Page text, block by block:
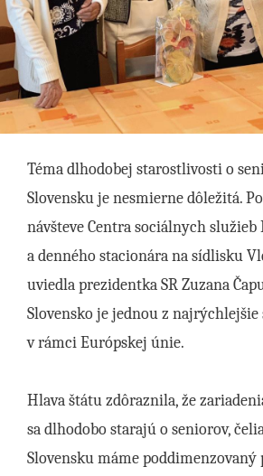
Téma dlhodobej starostlivosti o
Slovensku je nesmierne dôležitá.
návšteve Centra sociálnych
a denného stacionára na sídlisku
uviedla prezidentka SR Zuzana
Slovensko je jednou z
v rámci Európskej únie.
Hlava štátu zdôraznila, že
sa dlhodobo starajú o seniorov,
Slovensku máme poddimenzovaný